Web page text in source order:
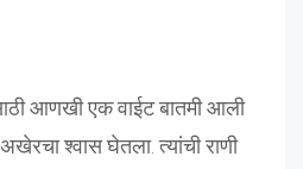
आणखी एक वाईट बातमी आली
श्वास घेतला. त्यांची राणी